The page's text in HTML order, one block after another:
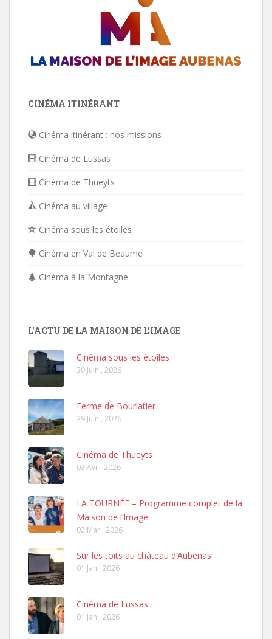
CINÉMA ITINÉRANT
Cinéma itinérant : nos missions
Cinéma de Lussas
Cinéma de Thueyts
Cinéma au village
Cinéma sous les étoiles
Cinéma en Val de Beaume
Cinéma à la Montagne
L'ACTU DE LA MAISON DE L'IMAGE
Cinéma sous les étoiles
30 Juin , 2026
Ferme de Bourlatier
29 Juin , 2026
Cinéma de Thueyts
03 Avr , 2026
LA TOURNÉE – Programme complet de la
Maison de l’Image
02 Mar , 2026
Sur les toits au château d’Aubenas
01 Jan , 2026
Cinéma de Lussas
01 Jan , 2026